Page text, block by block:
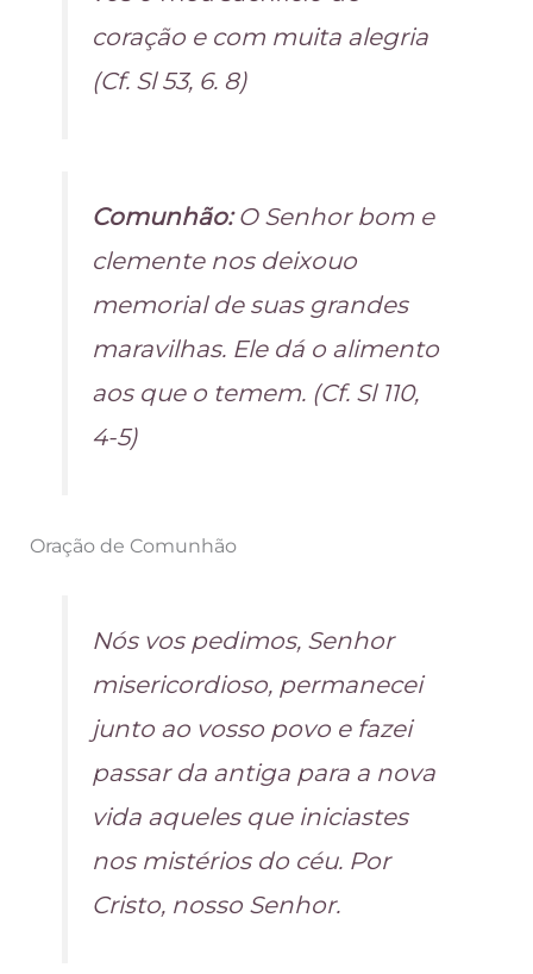
coração e com muita alegria
(Cf. Sl 53, 6. 8)
Comunhão:O Senhor bom e
clemente nos deixouo
memorial de suas grandes
maravilhas. Ele dá o alimento
aos que o temem. (Cf. Sl 110,
4-5)
Oração de Comunhão
Nós vos pedimos, Senhor
misericordioso, permanecei
junto ao vosso povo e fazei
passar da antiga para a nova
vida aqueles que iniciastes
nos mistérios do céu. Por
Cristo, nosso Senhor.